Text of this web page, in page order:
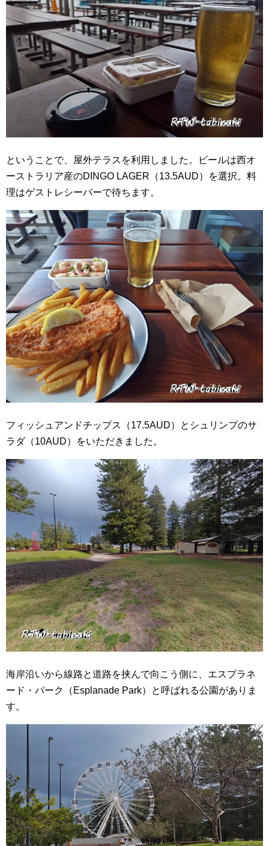
ということで、屋外テラスを利用しました。ビールは西オ
ーストラリア産のDINGO LAGER（13.5AUD）を選択。料
理はゲストレシーバーで待ちます。
フィッシュアンドチップス（17.5AUD）とシュリンプのサ
ラダ（10AUD）をいただきました。
海岸沿いから線路と道路を挟んで向こう側に、エスプラネ
ード・パーク（Esplanade Park）と呼ばれる公園がありま
す。